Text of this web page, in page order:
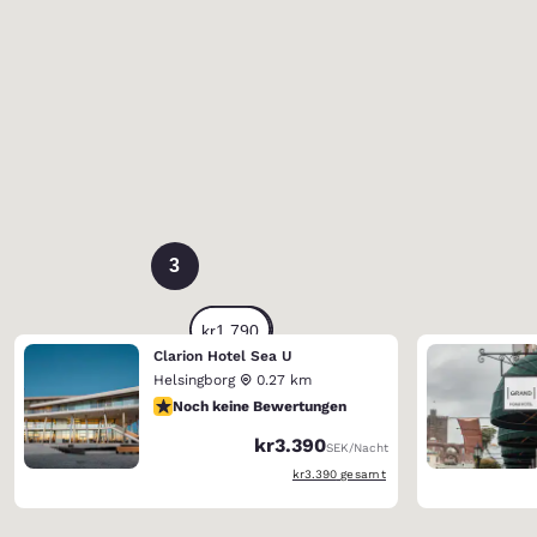
3
Clarion Hotel Sea U
Helsingborg
0.27 km
Noch keine Bewertungen
Noch keine Bewertungen
kr3.390SEK/Nacht
Geschätzte Gesamtdetails anzeigen
kr3.390 gesamt